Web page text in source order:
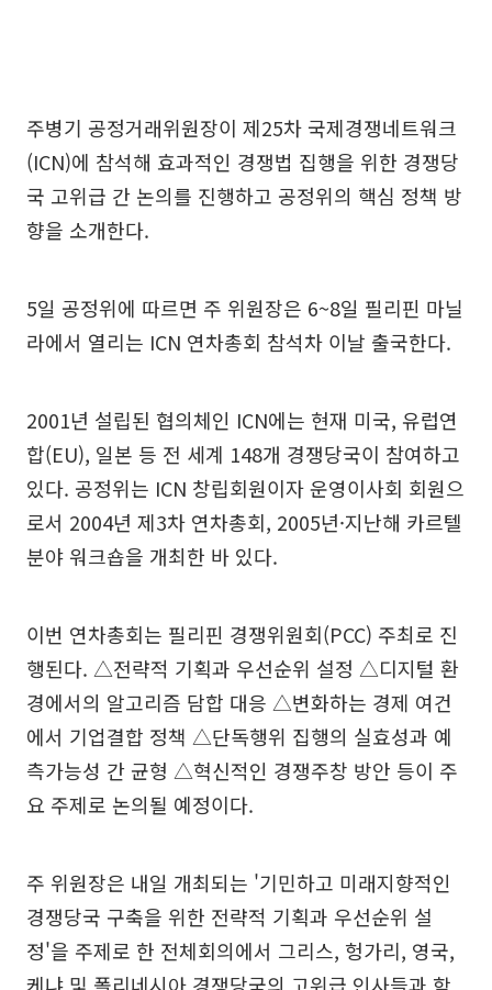
주병기 공정거래위원장이 제25차 국제경쟁네트워크
(ICN)에 참석해 효과적인 경쟁법 집행을 위한 경쟁당
국 고위급 간 논의를 진행하고 공정위의 핵심 정책 방
향을 소개한다.
5일 공정위에 따르면 주 위원장은 6~8일 필리핀 마닐
라에서 열리는 ICN 연차총회 참석차 이날 출국한다.
2001년 설립된 협의체인 ICN에는 현재 미국, 유럽연
합(EU), 일본 등 전 세계 148개 경쟁당국이 참여하고
있다. 공정위는 ICN 창립회원이자 운영이사회 회원으
로서 2004년 제3차 연차총회, 2005년·지난해 카르텔
분야 워크숍을 개최한 바 있다.
이번 연차총회는 필리핀 경쟁위원회(PCC) 주최로 진
행된다. △전략적 기획과 우선순위 설정 △디지털 환
경에서의 알고리즘 담합 대응 △변화하는 경제 여건
에서 기업결합 정책 △단독행위 집행의 실효성과 예
측가능성 간 균형 △혁신적인 경쟁주창 방안 등이 주
요 주제로 논의될 예정이다.
주 위원장은 내일 개최되는 '기민하고 미래지향적인
경쟁당국 구축을 위한 전략적 기획과 우선순위 설
정'을 주제로 한 전체회의에서 그리스, 헝가리, 영국,